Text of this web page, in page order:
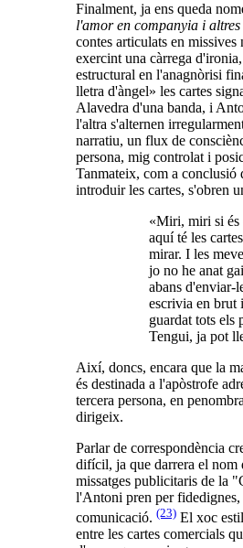
Finalment, ja ens queda
l'amor en companyia i altres
contes articulats en missives
exercint una càrrega
estructural en l'anagnòrisi
lletra d'àngel» les cartes
Alavedra d'una banda, i
l'altra s'alternen
narratiu, un flux de
persona, mig controlat i
Tanmateix, com a conclusió
introduir les cartes, s'obren
«Miri, miri si és
aquí té les
mirar. I les
jo no he anat
abans d'enviar-
escrivia en brut
guardat tots els
Tengui, ja pot
Així, doncs, encara que la
és destinada a l'apòstrofe
tercera persona, en
dirigeix.
Parlar de correspondència
difícil, ja que darrera el nom
missatges publicitaris de la
l'Antoni pren per fidedignes,
comunicació. (23) El xoc
entre les cartes comercials